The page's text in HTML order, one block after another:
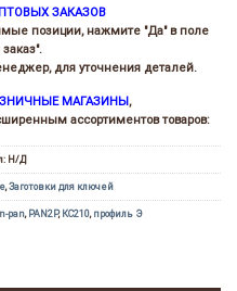
ЗАКАЗОВ
позиции, нажмите "Да" в поле
для уточнения деталей.
МАГАЗИНЫ,
ассортиментов товаров:
Н/Д
, Заготовки для ключей
pan, PAN2P, КС210, профиль Э